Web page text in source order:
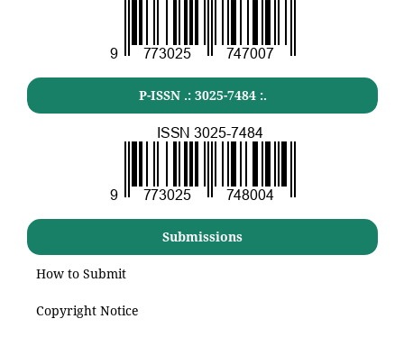
P-ISSN .: 3025-7484:.
Submissions
How to Submit
Copyright Notice